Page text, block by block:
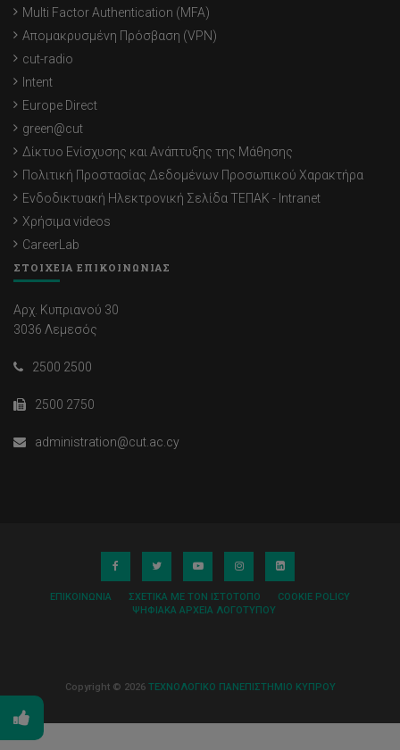
Multi Factor Authentication (MFA)
Απομακρυσμένη Πρόσβαση (VPN)
cut-radio
Intent
Europe Direct
green@cut
Δίκτυο Ενίσχυσης και Ανάπτυξης της Μάθησης
Πολιτική Προστασίας Δεδομένων Προσωπικού Χαρακτήρα
Ενδοδικτυακή Ηλεκτρονική Σελίδα ΤΕΠΑΚ - Intranet
Χρήσιμα videos
CareerLab
ΣΤΟΙΧΕΙΑ ΕΠΙΚΟΙΝΩΝΙΑΣ
Αρχ. Κυπριανού 30
3036 Λεμεσός
2500 2500
2500 2750
administration@cut.ac.cy
ΕΠΙΚΟΙΝΩΝΊΑ ΣΧΕΤΙΚΆ ΜΕ ΤΟΝ ΙΣΤΌΤΟΠΟ
COOKIE POLICY
ΨΗΦΙΑΚΆ ΑΡΧΕΊΑ ΛΟΓΌΤΥΠΟΥ
Copyright © 2026 ΤΕΧΝΟΛΟΓΙΚΟ ΠΑΝΕΠΙΣΤΗΜΙΟ ΚΥΠΡΟΥ